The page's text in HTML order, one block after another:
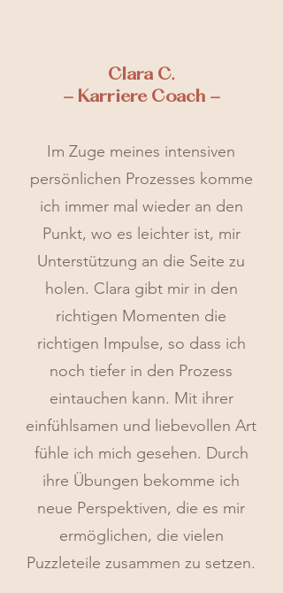
Clara C.
- Karriere Coach -
Im Zuge meines intensiven
persönlichen Prozesses komme
ich immer mal wieder an den
Punkt, wo es leichter ist, mir
Unterstützung an die Seite zu
holen. Clara gibt mir in den
richtigen Momenten die
richtigen Impulse, so dass ich
noch tiefer in den Prozess
eintauchen kann. Mit ihrer
einfühlsamen und liebevollen Art
fühle ich mich gesehen. Durch
ihre Übungen bekomme ich
neue Perspektiven, die es mir
ermöglichen, die vielen
Puzzleteile zusammen zu setzen.